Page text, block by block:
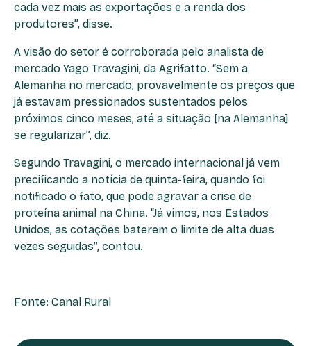
cada vez mais as exportações e a renda dos
produtores”, disse.
A visão do setor é corroborada pelo analista de
mercado Yago Travagini, da Agrifatto. “Sem a
Alemanha no mercado, provavelmente os preços que
já estavam pressionados sustentados pelos
próximos cinco meses, até a situação [na Alemanha]
se regularizar”, diz.
Segundo Travagini, o mercado internacional já vem
precificando a notícia de quinta-feira, quando foi
notificado o fato, que pode agravar a crise de
proteína animal na China. “Já vimos, nos Estados
Unidos, as cotações baterem o limite de alta duas
vezes seguidas”, contou.
Fonte: Canal Rural